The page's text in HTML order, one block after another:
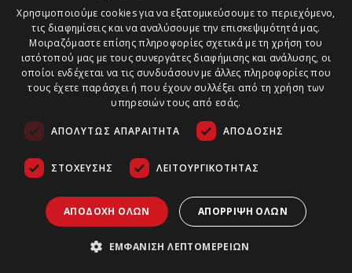
Χρησιμοποιούμε cookies για να εξατομικεύσουμε το περιεχόμενο,
τις διαφημίσεις και να αναλύσουμε την επισκεψιμότητά μας.
Μοιραζόμαστε επίσης πληροφορίες σχετικά με τη χρήση του
ιστότοπού μας με τους συνεργάτες διαφήμισης και ανάλυσης, οι
οποίοι ενδέχεται να τις συνδυάσουν με άλλες πληροφορίες που
τους έχετε παράσχει ή που έχουν συλλέξει από τη χρήση των
υπηρεσιών τους από εσάς.
ΑΠΟΛΎΤΩΣ ΑΠΑΡΑΊΤΗΤΑ ΑΠΌΔΟΣΗΣ
ΣΤΌΧΕΥΣΗΣ ΛΕΙΤΟΥΡΓΙΚΌΤΗΤΑΣ
ΑΠΟΔΟΧΉ ΌΛΩΝ ΑΠΌΡΡΙΨΗ ΌΛΩΝ
ΕΜΦΆΝΙΣΗ ΛΕΠΤΟΜΕΡΕΙΏΝ